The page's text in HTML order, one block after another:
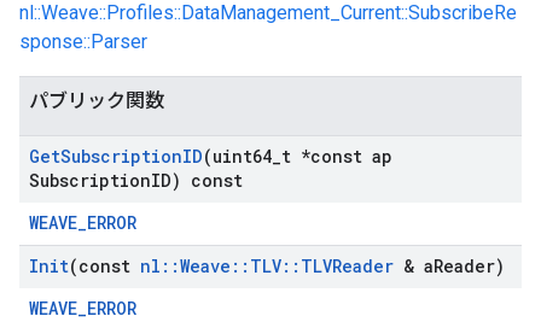
nl::Weave::Profiles::DataManagement_Current::SubscribeRe
sponse::Parser
パブリック関数
GetSubscriptionID(uint64 t *const ap
SubscriptionID) const
WEAVE_ERROR
Init(const nl ::Weave :: TLV:: TLVReader & aReader)
WEAVE_ERROR